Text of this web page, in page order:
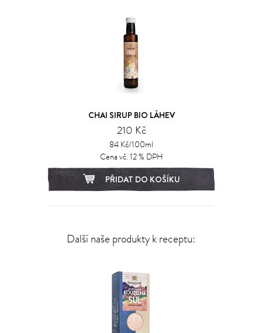
CHAI SIRUP BIO LÁHEV
210 Kč
84 Kč/100ml
Cena vč. 12 % DPH
PŘIDAT DO KOŠÍKU
Další naše produkty k receptu: